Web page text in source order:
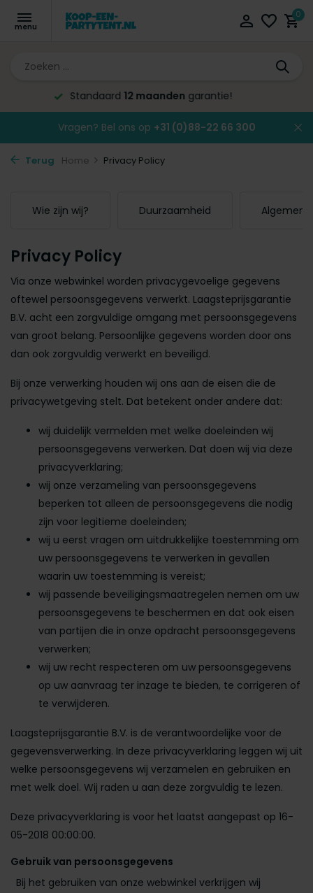
0
Altijd de laagsteprijsgarantie!
Vragen? Bel ons op +31 (0)88-22 66 300
Terug Home Privacy Policy
Wie zijn wij? Duurzaamheid
Privacy Policy
Via onze webwinkel worden privacygevoelige gegevens
oftewel persoonsgegevens verwerkt. Laagsteprijsgarantie
B.V. acht een zorgvuldige omgang met persoonsgegevens
van groot belang. Persoonlijke gegevens worden door ons
dan ook zorgvuldig verwerkt en beveiligd.
Bij onze verwerking houden wij ons aan de eisen die de
privacywetgeving stelt. Dat betekent onder andere dat:
wij duidelijk vermelden met welke doeleinden wij
persoonsgegevens verwerken. Dat doen wij via deze
privacyverklaring;
wij onze verzameling van persoonsgegevens
beperken tot alleen de persoonsgegevens die nodig
zijn voor legitieme doeleinden;
wij u eerst vragen om uitdrukkelijke toestemming om
uw persoonsgegevens te verwerken in gevallen
waarin uw toestemming is vereist;
wij passende beveiligingsmaatregelen nemen om uw
persoonsgegevens te beschermen en dat ook eisen
van partijen die in onze opdracht persoonsgegevens
verwerken;
wij uw recht respecteren om uw persoonsgegevens
op uw aanvraag ter inzage te bieden, te corrigeren of
te verwijderen.
Laagsteprijsgarantie B.V. is de verantwoordelijke voor de
gegevensverwerking. In deze privacyverklaring leggen wij uit
welke persoonsgegevens wij verzamelen en gebruiken en
met welk doel. Wij raden u aan deze zorgvuldig te lezen.
Deze privacyverklaring is voor het laatst aangepast op 16-
05-2018 00:00:00.
Gebruik van persoonsgegevens
Bij het gebruiken van onze webwinkel verkrijgen wij